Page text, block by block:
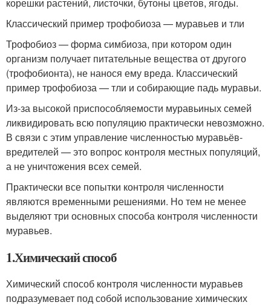
Классический пример трофобиоза — муравьев и тли
Трофобиоз — форма симбиоза, при котором один
организм получает питательные вещества от другого
(трофобионта), не нанося ему вреда. Классический
пример трофобиоза — тли и собирающие падь муравьи.
Из-за высокой приспособляемости муравьиных семей
ликвидировать всю популяцию практически невозможно.
В связи с этим управление численностью муравьёв-
вредителей — это вопрос контроля местных популяций,
а не уничтожения всех семей.
Практически все попытки контроля численности
являются временными решениями. Но тем не менее
выделяют три основных способа контроля численности
муравьев.
1.Химический способ
Химический способ контроля численности муравьев
подразумевает под собой использование химических